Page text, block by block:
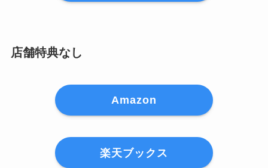
店舗特典なし
Amazon
楽天ブックス